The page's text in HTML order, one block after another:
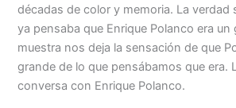
décadas de color y memoria. La verdad
ya pensaba que Enrique Polanco era un
muestra nos deja la sensación de que
grande de lo que pensábamos que era.
conversa con Enrique Polanco.